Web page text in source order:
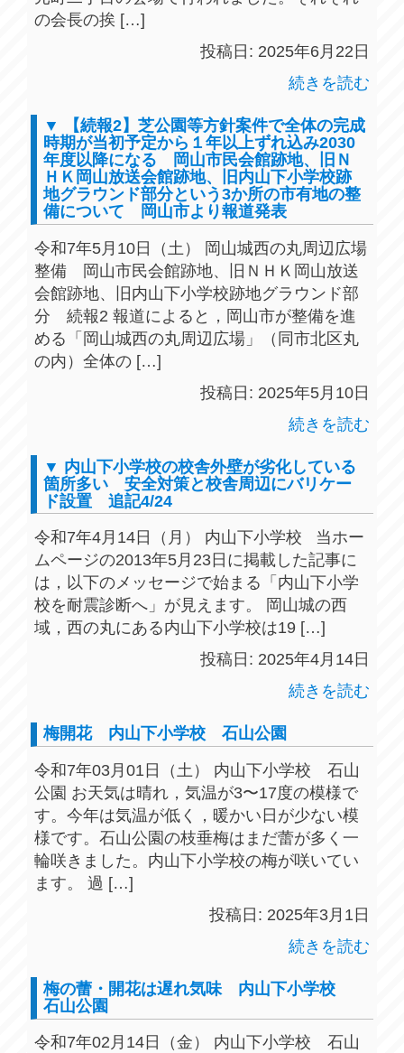
の会長の挨 […]
投稿日: 2025年6月22日
続きを読む
▼ 【続報2】芝公園等方針案件で全体の完成
時期が当初予定から１年以上ずれ込み2030
年度以降になる 岡山市民会館跡地、旧Ｎ
ＨＫ岡山放送会館跡地、旧内山下小学校跡
地グラウンド部分という3か所の市有地の整
備について 岡山市より報道発表
令和7年5月10日（土） 岡山城西の丸周辺広場
整備 岡山市民会館跡地、旧ＮＨＫ岡山放送
会館跡地、旧内山下小学校跡地グラウンド部
分 続報2 報道によると，岡山市が整備を進
める「岡山城西の丸周辺広場」（同市北区丸
の内）全体の […]
投稿日: 2025年5月10日
続きを読む
▼ 内山下小学校の校舎外壁が劣化している
箇所多い 安全対策と校舎周辺にバリケー
ド設置 追記4/24
令和7年4月14日（月） 内山下小学校 当ホー
ムページの2013年5月23日に掲載した記事に
は，以下のメッセージで始まる「内山下小学
校を耐震診断へ」が見えます。 岡山城の西
域，西の丸にある内山下小学校は19 […]
投稿日: 2025年4月14日
続きを読む
梅開花 内山下小学校 石山公園
令和7年03月01日（土） 内山下小学校 石山
公園 お天気は晴れ，気温が3〜17度の模様で
す。今年は気温が低く，暖かい日が少ない模
様です。石山公園の枝垂梅はまだ蕾が多く一
輪咲きました。内山下小学校の梅が咲いてい
ます。 過 […]
投稿日: 2025年3月1日
続きを読む
梅の蕾・開花は遅れ気味 内山下小学校
石山公園
令和7年02月14日（金） 内山下小学校 石山